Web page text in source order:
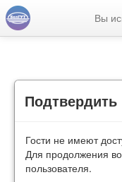
Вы
Подтвердить
Гости не имеют
Для продолжения
пользователя.